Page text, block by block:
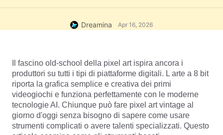
Dreamina Apr 16, 2026
Il fascino old-school della pixel art ispira ancora i
produttori su tutti i tipi di piattaforme digitali. L arte a 8 bit
riporta la grafica semplice e creativa dei primi
videogiochi e funziona perfettamente con le moderne
tecnologie AI. Chiunque può fare pixel art vintage al
giorno d'oggi senza bisogno di sapere come usare
strumenti complicati o avere talenti specializzati. Questo